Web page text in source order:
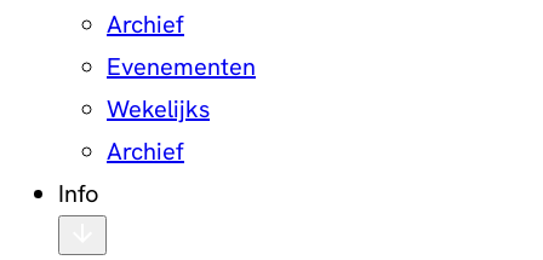
Archief
Evenementen
Wekelijks
Archief
Info